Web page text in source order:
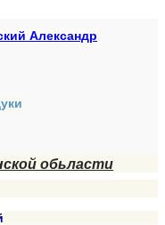
Александр
обьласти